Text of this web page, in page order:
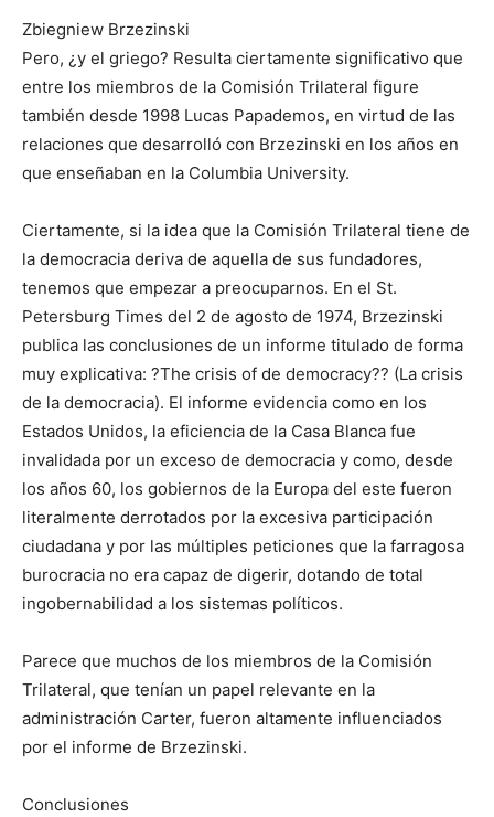
Zbiegniew Brzezinski
Pero, ¿y el griego? Resulta ciertamente significativo que
entre los miembros de la Comisión Trilateral figure
también desde 1998 Lucas Papademos, en virtud de las
relaciones que desarrolló con Brzezinski en los años en
que enseñaban en la Columbia University.
Ciertamente, si la idea que la Comisión Trilateral tiene de
la democracia deriva de aquella de sus fundadores,
tenemos que empezar a preocuparnos. En el St.
Petersburg Times del 2 de agosto de 1974, Brzezinski
publica las conclusiones de un informe titulado de forma
muy explicativa: ?The crisis of de democracy?? (La crisis
de la democracia). El informe evidencia como en los
Estados Unidos, la eficiencia de la Casa Blanca fue
invalidada por un exceso de democracia y como, desde
los años 60, los gobiernos de la Europa del este fueron
literalmente derrotados por la excesiva participación
ciudadana y por las múltiples peticiones que la farragosa
burocracia no era capaz de digerir, dotando de total
ingobernabilidad a los sistemas políticos.
Parece que muchos de los miembros de la Comisión
Trilateral, que tenían un papel relevante en la
administración Carter, fueron altamente influenciados
por el informe de Brzezinski.
Conclusiones